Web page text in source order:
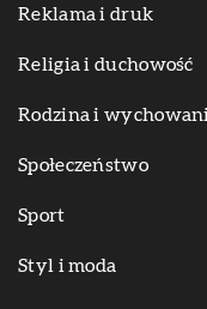
Reklama i druk
Religia i duchowość
Rodzina i
Społeczeństwo
Sport
Styl i moda